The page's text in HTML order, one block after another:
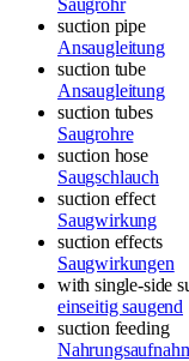
suction pipe
Ansaugleitung
suction tube
Ansaugleitung
suction tubes
Saugrohre
suction hose
Saugschlauch
suction effect
Saugwirkung
suction effects
Saugwirkungen
with single-side
einseitig saugend
suction feeding